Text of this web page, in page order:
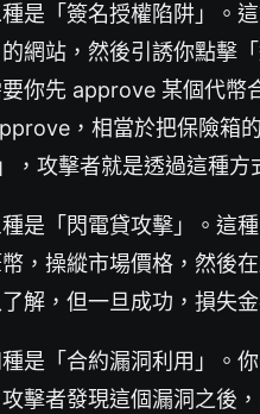
是「簽名授權陷阱」。
網站，然後引誘你點擊
你先 approve 某個代幣
，相當於把保險箱
，攻擊者就是透過這種
是「閃電貸攻擊」。這
，操縱市場價格，然後
解，但一旦成功，損失
是「合約漏洞利用」。
擊者發現這個漏洞之後